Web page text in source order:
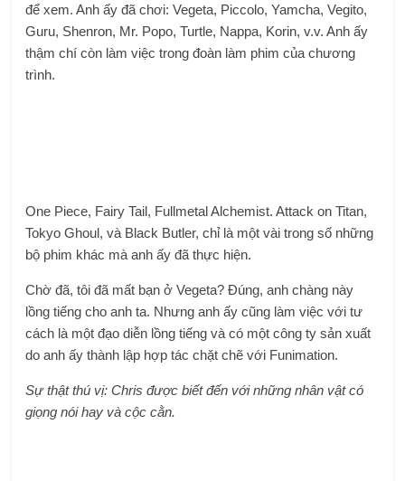
để xem. Anh ấy đã chơi: Vegeta, Piccolo, Yamcha, Vegito,
Guru, Shenron, Mr. Popo, Turtle, Nappa, Korin, v.v. Anh ấy
thậm chí còn làm việc trong đoàn làm phim của chương
trình.
One Piece, Fairy Tail, Fullmetal Alchemist. Attack on Titan,
Tokyo Ghoul, và Black Butler, chỉ là một vài trong số những
bộ phim khác mà anh ấy đã thực hiện.
Chờ đã, tôi đã mất bạn ở Vegeta? Đúng, anh chàng này
lồng tiếng cho anh ta. Nhưng anh ấy cũng làm việc với tư
cách là một đạo diễn lồng tiếng và có một công ty sản xuất
do anh ấy thành lập hợp tác chặt chẽ với Funimation.
Sự thật thú vị: Chris được biết đến với những nhân vật có
giọng nói hay và cộc cằn.